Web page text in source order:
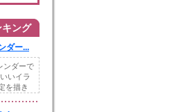
キング
ダー...
ンダーで
いイラ
を描き